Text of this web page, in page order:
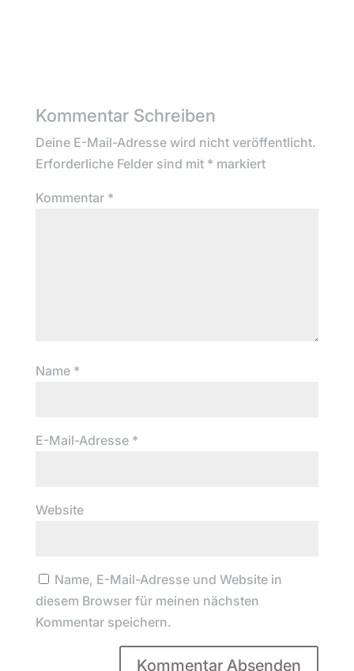
Kommentar Schreiben
Deine E-Mail-Adresse wird nicht veröffentlicht.
Erforderliche Felder sind mit * markiert
Kommentar *
Name *
E-Mail-Adresse *
Website
Name, E-Mail-Adresse und Website in
diesem Browser für meinen nächsten
Kommentar speichern.